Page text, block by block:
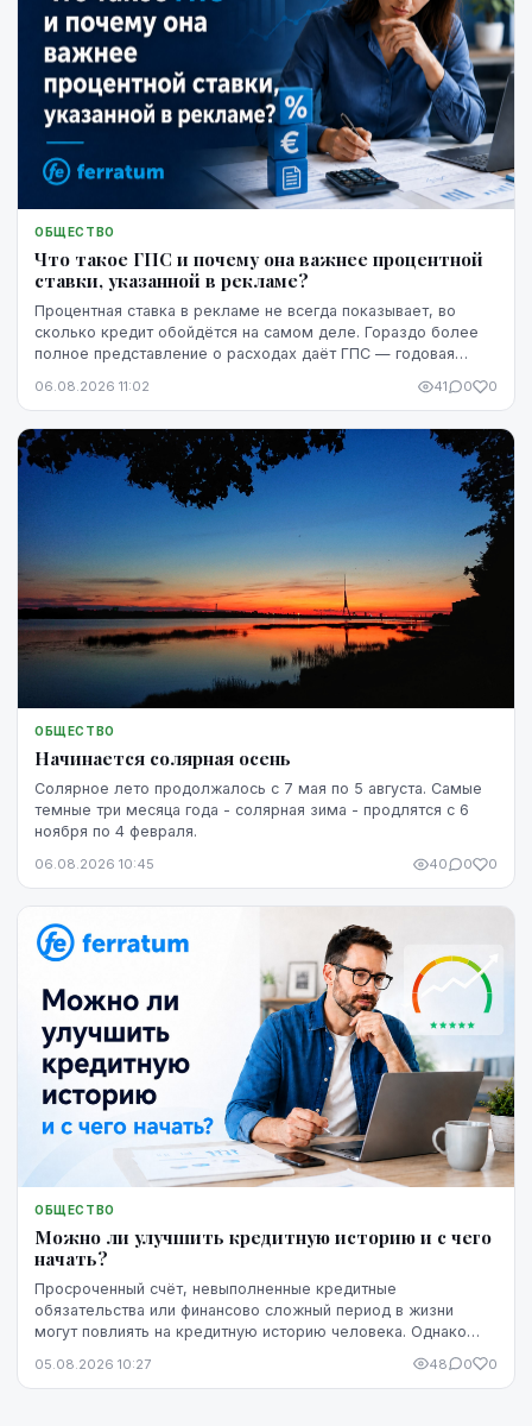
ОБЩЕСТВО
Что такое ГПС и почему она важнее процентной
ставки, указанной в рекламе?
Процентная ставка в рекламе не всегда показывает, во
сколько кредит обойдётся на самом деле. Гораздо более
полное представление о расходах даёт ГПС — годовая
06.08.2026 11:02 41 0 0
ОБЩЕСТВО
Начинается солярная осень
Солярное лето продолжалось с 7 мая по 5 августа. Самые
темные три месяца года - солярная зима - продлятся с 6
ноября по 4 февраля.
06.08.2026 10:45 40 0 0
ОБЩЕСТВО
Можно ли улучшить кредитную историю и с чего
начать?
Просроченный счёт, невыполненные кредитные
обязательства или финансово сложный период в жизни
могут повлиять на кредитную историю человека. Однако
невозможно изменить. Кредитную историю можно
05.08.2026 10:27 48 0 0